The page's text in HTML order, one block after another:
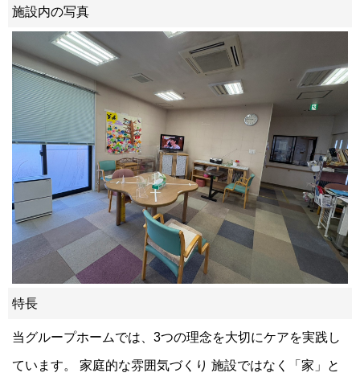
施設内の写真
特長
当グループホームでは、3つの理念を大切にケアを実践し
ています。 家庭的な雰囲気づくり 施設ではなく「家」と